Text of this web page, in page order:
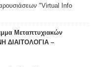
"Virtual Info
Μεταπτυχιακών
ΔΙΑΙΤΟΛΟΓΙΑ –